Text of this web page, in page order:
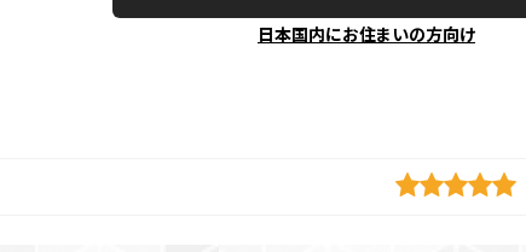
日本国内にお住まいの方向け